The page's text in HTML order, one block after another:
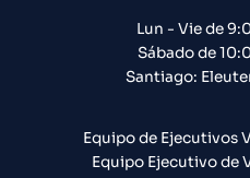
Lun - Vie de
Sábado de
Santiago:
Equipo de Ejecutivos
Equipo Ejecutivo de